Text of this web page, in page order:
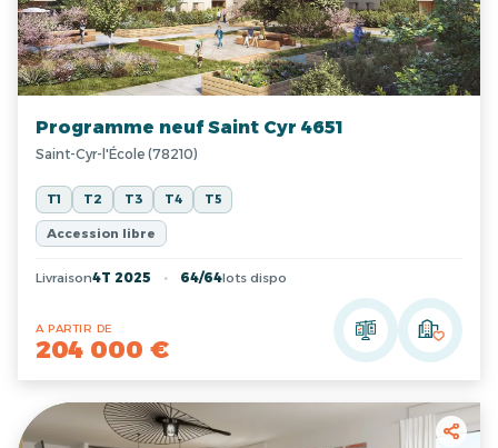
Programme neuf Saint Cyr 4651
Saint-Cyr-l'École (78210)
T1 T2 T3 T4 T5
Accession libre
Livraison4T 2025 64/64lots dispo
A PARTIR DE
204 000 €